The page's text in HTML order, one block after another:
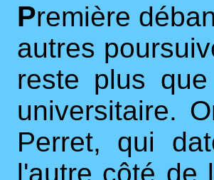
Première
autres
reste plus
universitaire.
Perret, qui
l'autre côté de